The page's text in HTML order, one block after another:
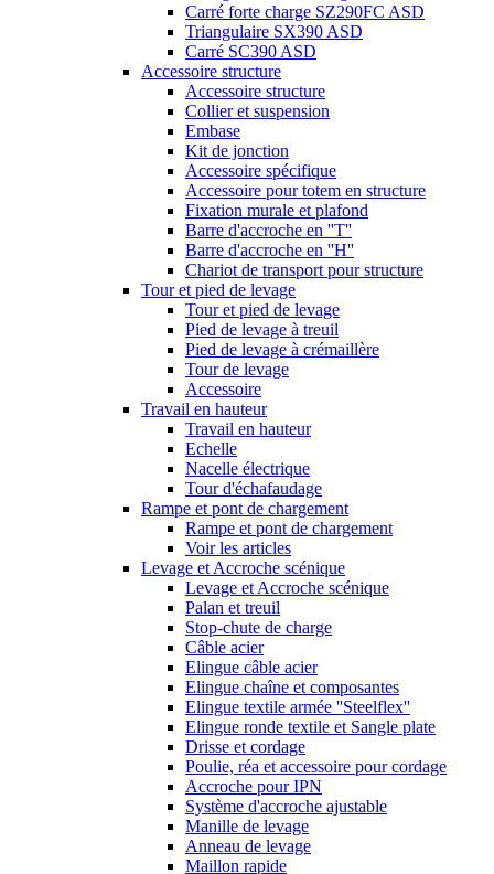
Carré forte charge SZ290FC ASD
Triangulaire SX390 ASD
Carré SC390 ASD
Accessoire structure
Accessoire structure
Collier et suspension
Embase
Kit de jonction
Accessoire spécifique
Accessoire pour totem en structure
Fixation murale et plafond
Barre d'accroche en ''T''
Barre d'accroche en ''H''
Chariot de transport pour structure
Tour et pied de levage
Tour et pied de levage
Pied de levage à treuil
Pied de levage à crémaillère
Tour de levage
Accessoire
Travail en hauteur
Travail en hauteur
Echelle
Nacelle électrique
Tour d'échafaudage
Rampe et pont de chargement
Rampe et pont de chargement
Voir les articles
Levage et Accroche scénique
Levage et Accroche scénique
Palan et treuil
Stop-chute de charge
Câble acier
Elingue câble acier
Elingue chaîne et composantes
Elingue textile armée ''Steelflex''
Elingue ronde textile et Sangle plate
Drisse et cordage
Poulie, réa et accessoire pour cordage
Accroche pour IPN
Système d'accroche ajustable
Manille de levage
Anneau de levage
Maillon rapide